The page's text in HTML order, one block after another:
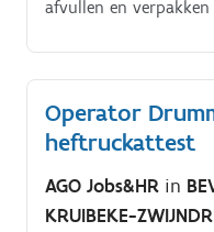
afvullen en
Operator
heftruckattest
AGO Jobs&HR in
KRUIBEKE-